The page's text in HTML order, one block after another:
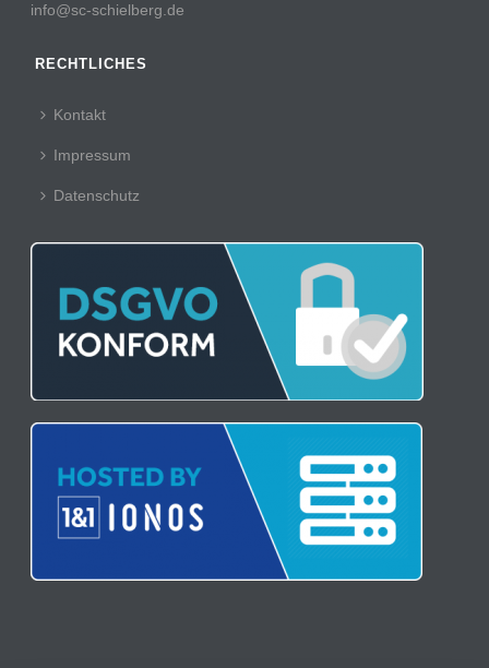
info@sc-schielberg.de
RECHTLICHES
Kontakt
Impressum
Datenschutz